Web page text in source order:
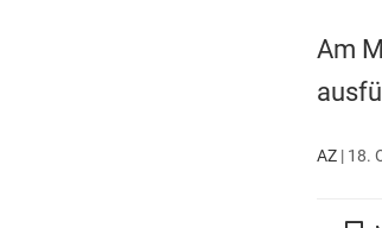
Am
AZ| 18.